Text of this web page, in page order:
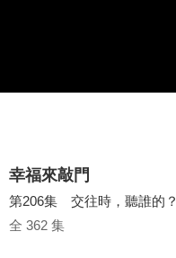
幸福來敲門
第206集 交往時，聽誰的？
全 362 集